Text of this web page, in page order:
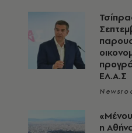
ΕΛ.Α.Σ
η